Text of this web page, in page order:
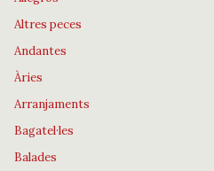
Altres peces
Andantes
Àries
Arranjaments
Bagatel·les
Balades